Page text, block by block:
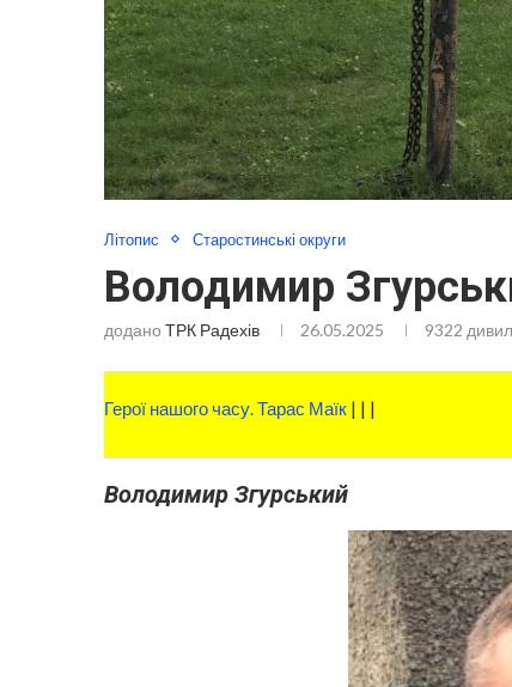
Літопис Старостинські округи
Володимир
додано ТРК Радехів 26.05.2025 9322
Герої нашого часу. Тарас Маїк | | |
Володимир Згурський